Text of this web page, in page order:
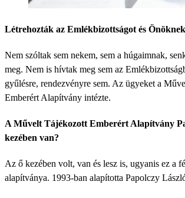
Létrehozták az Emlékbizottságot és
Nem szóltak sem nekem, sem a húgaimnak,
meg. Nem is hívtak meg sem az
gyűlésre, rendezvényre sem. Az ügyeket a
Emberért Alapítvány intézte.
A Művelt Tájékozott Emberért Alapítvány
kezében van?
Az ő kezében volt, van és lesz is, ugyanis ez a
alapítványa. 1993-ban alapította Papolczy